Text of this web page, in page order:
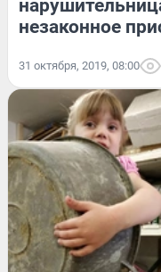
незаконное
31 октября, 2019, 08:00